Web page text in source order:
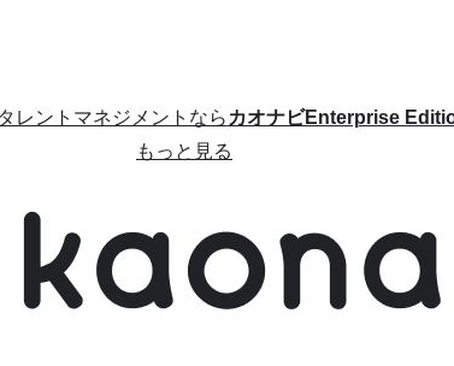
レントマネジメントならカオナビEnterprise
もっと見る